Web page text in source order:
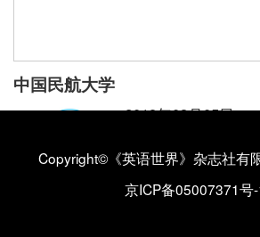
中国民航大学
2019年03月05日
中国民航大学外国
Copyright©《英语世界》杂志社有
京ICP备05007371号